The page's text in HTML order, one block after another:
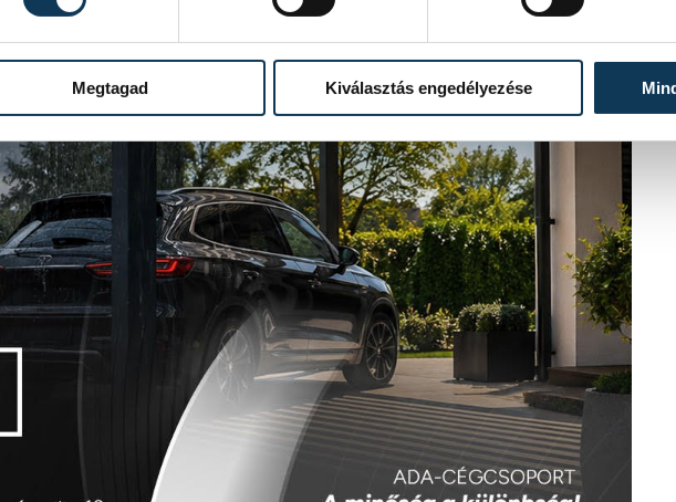
Megtagad Kiválasztás engedélyezése